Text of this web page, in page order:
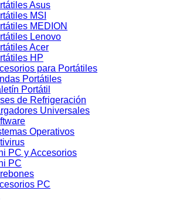
Asus
MSI
MEDION
Lenovo
Acer
HP
para Portátiles
Portátiles
Portátil
de Refrigeración
Universales
Operativos
PC y Accesorios
PC
PC